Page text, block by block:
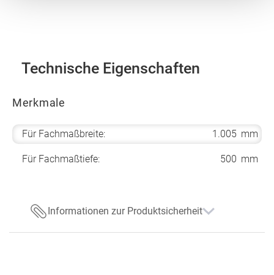
Technische Eigenschaften
Merkmale
Für Fachmaßbreite: 1.005 mm
Für Fachmaßtiefe: 500 mm
Informationen zur Produktsicherheit